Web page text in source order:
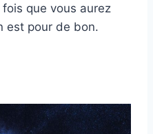
fois que vous aurez
est pour de bon.